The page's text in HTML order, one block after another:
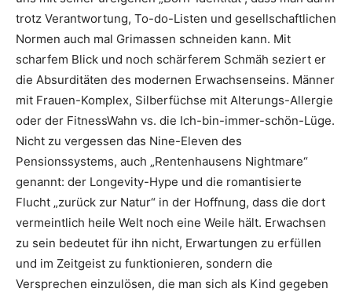
trotz Verantwortung, To-do-Listen und gesellschaftlichen
Normen auch mal Grimassen schneiden kann. Mit
scharfem Blick und noch schärferem Schmäh seziert er
die Absurditäten des modernen Erwachsenseins. Männer
mit Frauen-Komplex, Silberfüchse mit Alterungs-Allergie
oder der FitnessWahn vs. die Ich-bin-immer-schön-Lüge.
Nicht zu vergessen das Nine-Eleven des
Pensionssystems, auch „Rentenhausens Nightmare“
genannt: der Longevity-Hype und die romantisierte
Flucht „zurück zur Natur“ in der Hoffnung, dass die dort
vermeintlich heile Welt noch eine Weile hält. Erwachsen
zu sein bedeutet für ihn nicht, Erwartungen zu erfüllen
und im Zeitgeist zu funktionieren, sondern die
Versprechen einzulösen, die man sich als Kind gegeben